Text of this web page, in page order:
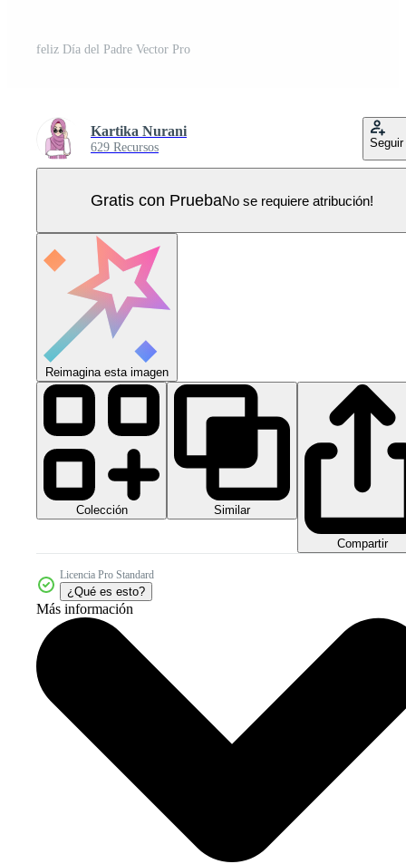
feliz Día del Padre Vector Pro
Kartika Nurani
629 Recursos Seguir
Gratis con PruebaNo se requiere atribución!
Reimagina esta imagen
Colección Similar
Compartir
Licencia Pro Standard
¿Qué es esto?
Más información